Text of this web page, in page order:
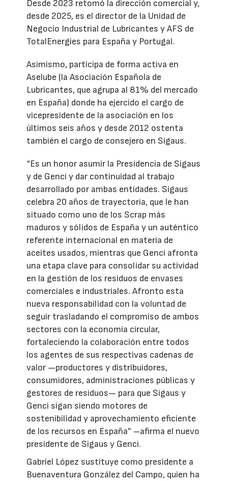
Desde 2023 retomó la dirección comercial y,
desde 2025, es el director de la Unidad de
Negocio Industrial de Lubricantes y AFS de
TotalEnergies para España y Portugal.
Asimismo, participa de forma activa en
Aselube (la Asociación Española de
Lubricantes, que agrupa al 81% del mercado
en España) donde ha ejercido el cargo de
vicepresidente de la asociación en los
últimos seis años y desde 2012 ostenta
también el cargo de consejero en Sigaus.
“Es un honor asumir la Presidencia de Sigaus
y de Genci y dar continuidad al trabajo
desarrollado por ambas entidades. Sigaus
celebra 20 años de trayectoria, que le han
situado como uno de los Scrap más
maduros y sólidos de España y un auténtico
referente internacional en materia de
aceites usados, mientras que Genci afronta
una etapa clave para consolidar su actividad
en la gestión de los residuos de envases
comerciales e industriales. Afronto esta
nueva responsabilidad con la voluntad de
seguir trasladando el compromiso de ambos
sectores con la economía circular,
fortaleciendo la colaboración entre todos
los agentes de sus respectivas cadenas de
valor —productores y distribuidores,
consumidores, administraciones públicas y
gestores de residuos— para que Sigaus y
Genci sigan siendo motores de
sostenibilidad y aprovechamiento eficiente
de los recursos en España” –afirma el nuevo
presidente de Sigaus y Genci.
Gabriel López sustituye como presidente a
Buenaventura González del Campo, quien ha